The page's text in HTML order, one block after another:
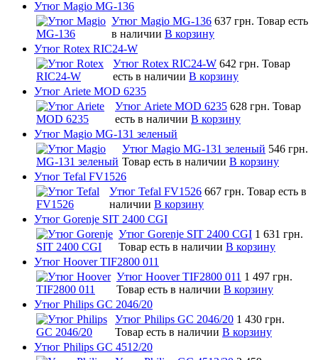
Утюг Magio MG-136
Утюг Magio MG-136 637 грн. Товар есть
в наличии В корзину
Утюг Rotex RIC24-W
Утюг Rotex RIC24-W 642 грн. Товар
есть в наличии В корзину
Утюг Ariete MOD 6235
Утюг Ariete MOD 6235 628 грн. Товар
есть в наличии В корзину
Утюг Magio MG-131 зеленый
Утюг Magio MG-131 зеленый 546 грн.
Товар есть в наличии В корзину
Утюг Tefal FV1526
Утюг Tefal FV1526 667 грн. Товар есть в
наличии В корзину
Утюг Gorenje SIT 2400 CGI
Утюг Gorenje SIT 2400 CGI 1 631 грн.
Товар есть в наличии В корзину
Утюг Hoover TIF2800 011
Утюг Hoover TIF2800 011 1 497 грн.
Товар есть в наличии В корзину
Утюг Philips GC 2046/20
Утюг Philips GC 2046/20 1 430 грн.
Товар есть в наличии В корзину
Утюг Philips GC 4512/20